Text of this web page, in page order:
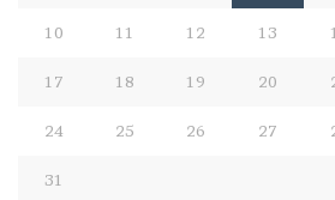
10 11 12 13
17 18 19 20
24 25 26 27
31